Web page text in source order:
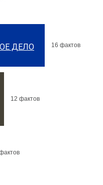
ДЕЛО 16 фактов
12 фактов